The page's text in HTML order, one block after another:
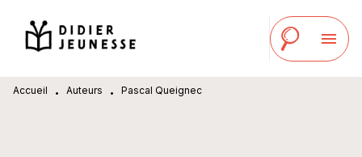
MENU RECHERCHE
PIED DE PAGE
menu
Accueil • Auteurs • Pascal Queignec